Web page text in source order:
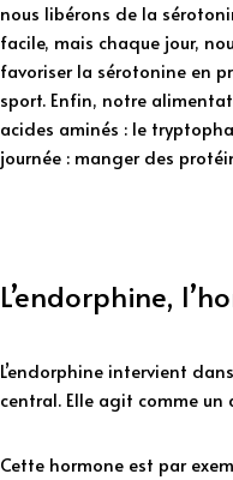
nous libérons de la
facile, mais chaque jour,
favoriser la sérotonine en
sport. Enfin, notre
acides aminés : le
journée : manger des
L’endorphine,
L’endorphine intervient
central. Elle agit comme
Cette hormone est par